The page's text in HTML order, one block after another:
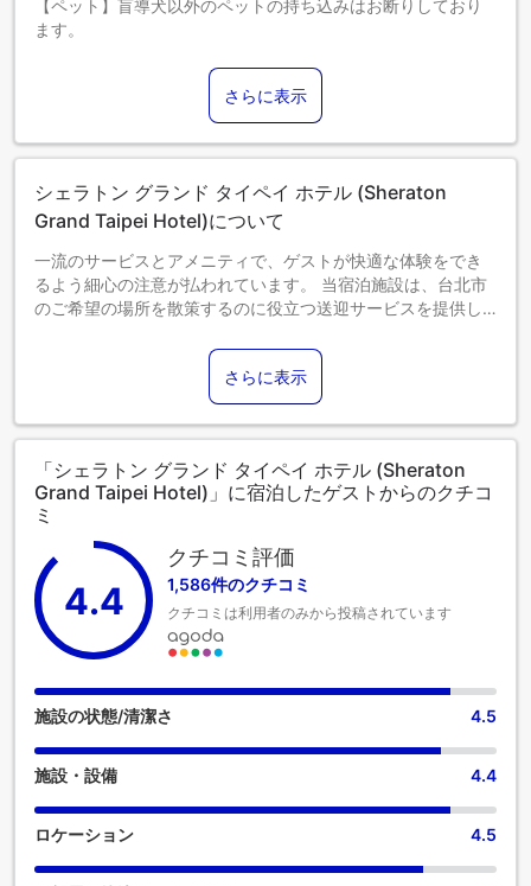
【ペット】盲導犬以外のペットの持ち込みはお断りしており
ます。
料でベビーベッドをご利用いただけます。
【その他追記】フレキシブルな朝食料金をご予約いただけれ
ば、パッケージ料金の一部をトルコとシリアの救援活動に寄
付させていただきます。
客室料金は1名または2名でのご利用を基準としております。
追加人数分の料金はチェックイン時にお支払いいただきま
す。
3名様でご利用の場合、エキストラベッドおよび朝食は含まれ
ておりません。エキストラベッドは1,900 NTD、朝食は880
NTDで追加可能です。ご不明な点がございましたら、予約セ
エグゼクティブフロアのお部屋をご予約のお客様および
Bonvoyプラチナエリート以上のお客様には、当日のご利用人
数に応じてクラブラウンジでのハッピーアワーを2部または3
部制でご案内いたします。
ラウンジのご利用は12歳以上のお客様に限らせていただきま
す。ハッピーアワーは、すべてのお客様のご要望にお応えす
るため、指定された時間帯を設けず、時間制でのご提供とな
ります。
2024年9月1日より、官公庁のグリーントラベル方針に従い、
使い捨てアメニティのご提供を終了いたします。
プールは毎年1月および2月は営業しておりません。
0～0歳までのお子さま
添い寝の場合は宿泊無料です。＜ご注意＞ベビーベッドのご
利用には追加料金が発生する場合があります。また、利用可
1～11歳までのお子さま
添い寝の場合は宿泊無料です。
12歳以上のゲストは大人とみなされます。
エキストラベッドの追加可否は、お部屋タイプにより異なり
さらに表示
シェラトン グランド タイペイ ホテル (Sheraton
Grand Taipei Hotel)について
一流のサービスとアメニティで、ゲストが快適な体験をでき
るよう細心の注意が払われています。 当宿泊施設は、台北市
のご希望の場所を散策するのに役立つ送迎サービスを提供し
設によって提供されています。 当宿泊施設ではコンシェルジ
ュサービスを含むフロントデスクサービスを提供しており、
快適な滞在をお約束します。長期滞在の際や必要な時には、
ランドリーサービスを利用して旅行着をキレイに保つことが
います。 最高のくつろぎをお約束するため、客室は魅力的な
デザインで、基本的な生活必需品をすべて備え、楽しい滞在
を演出します。 特定の部屋には、コーヒーや紅茶を淹れるの
に必要なものがすべて揃っていて便利です。 客室のバスルー
ムには、必要なバスアメニティが備え付けられており、快適
な滞在をお約束します。 洗練されたレジャーを体験するな
ら、エグゼクティブラウンジにぜひお立ち寄りください。 楽
しい朝食は一日の始まりに最適です。シェラトン グランド タ
イペイ ホテルでは、いつでも美味しいお食事をご堪能いただ
けます。旅の始まりは、おいしいコーヒーでいかがですか？
当宿泊施設では、淹れたての極上コーヒーの爽快な味わいを
のエンターテイメント施設の外に出ることなく、エンターテ
イメントな夜をお楽しみください。 パーソナルスペースで食
事を味わいたい方のために、シェラトン グランド タイペイ ホ
テルでは便利な食材宅配サービスを提供しており、部屋で調
さらに表示
「シェラトン グランド タイペイ ホテル (Sheraton
Grand Taipei Hotel)」に宿泊したゲストからのクチコ
ミ
4.4
クチコミ評価
1,586件のクチコミ
クチコミは利用者のみから投稿されています
施設の状態/清潔さ 4.5
施設・設備 4.4
ロケーション 4.5